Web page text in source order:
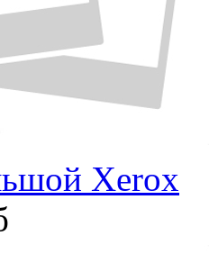
Xerox